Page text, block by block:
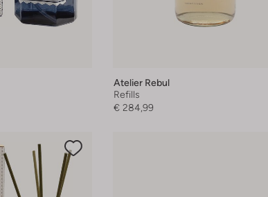
Atelier Rebul
Refills
€ 284,99